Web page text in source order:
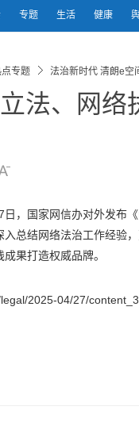
专题 生活 健康
专题 法治新时代 清朗e空
法、网
日，国家网信办对外发布
总结网络法治工作经验
果打造权威品牌。
2025-04/27/